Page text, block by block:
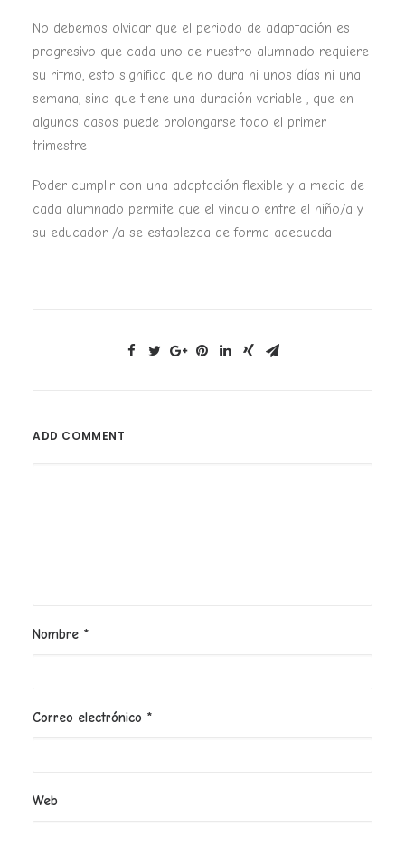
No debemos olvidar que el periodo de adaptación es
progresivo que cada uno de nuestro alumnado requiere
su ritmo, esto significa que no dura ni unos días ni una
semana, sino que tiene una duración variable , que en
algunos casos puede prolongarse todo el primer
trimestre
Poder cumplir con una adaptación flexible y a media de
cada alumnado permite que el vinculo entre el niño/a y
su educador /a se establezca de forma adecuada
ADD COMMENT
Nombre *
Correo electrónico *
Web